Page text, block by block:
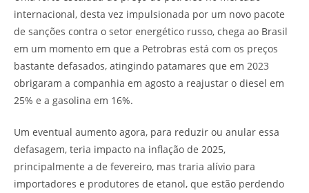
internacional, desta vez impulsionada por um novo pacote
de sanções contra o setor energético russo, chega ao Brasil
em um momento em que a Petrobras está com os preços
bastante defasados, atingindo patamares que em 2023
obrigaram a companhia em agosto a reajustar o diesel em
25% e a gasolina em 16%.
Um eventual aumento agora, para reduzir ou anular essa
defasagem, teria impacto na inflação de 2025,
principalmente a de fevereiro, mas traria alívio para
importadores e produtores de etanol, que estão perdendo